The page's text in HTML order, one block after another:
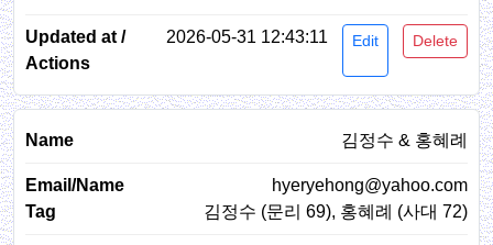
2026-05-31 12:43:11 Edit Delete
김정수 & 홍혜례
hyeryehong@yahoo.com
김정수 (문리 69), 홍혜례 (사대 72)